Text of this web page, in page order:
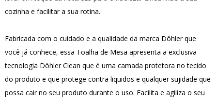
cozinha e facilitar a sua rotina.
Fabricada com o cuidado e a qualidade da marca Döhler que
você já conhece, essa Toalha de Mesa apresenta a exclusiva
tecnologia Döhler Clean que é uma camada protetora no tecido
do produto e que protege contra liquidos e qualquer sujidade que
possa cair no seu produto durante o uso. Facilita e agiliza o seu